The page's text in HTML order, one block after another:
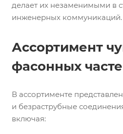
делает их незаменимыми в
инженерных коммуникаций.
Ассортимент
фасонных
В ассортименте
и безраструбные
включая: